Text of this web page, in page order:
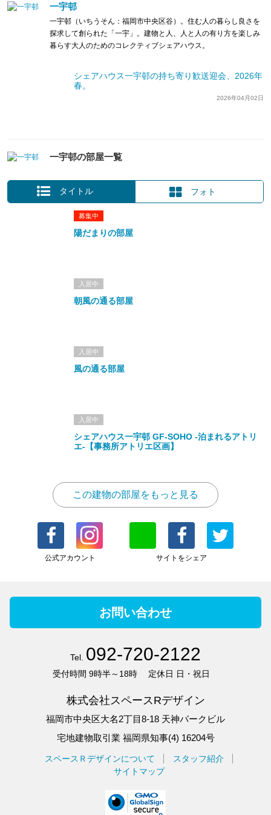
一宇邨
一宇邨（いちうそん：福岡市中央区谷）。住む人の暮らし良さを
探求して創られた「一宇」。建物と人、人と人の有り方を楽しみ
暮らす大人のためのコレクティブシェアハウス。
シェアハウス一宇邨の持ち寄り歓送迎会、2026年
春。
2026年04月02日
一宇邨の部屋一覧
タイトル フォト
募集中
陽だまりの部屋
入居中
朝風の通る部屋
入居中
風の通る部屋
入居中
シェアハウス一宇邨 GF-SOHO -泊まれるアトリ
エ-【事務所アトリエ区画】
この建物の部屋をもっと見る
公式アカウント サイトをシェア
お問い合わせ
Tel. 092-720-2122
受付時間 9時半～18時 定休日 日・祝日
株式会社スペースRデザイン
福岡市中央区大名2丁目8-18 天神パークビル
宅地建物取引業 福岡県知事(4) 16204号
スペースＲデザインについて
スタッフ紹介
サイトマップ